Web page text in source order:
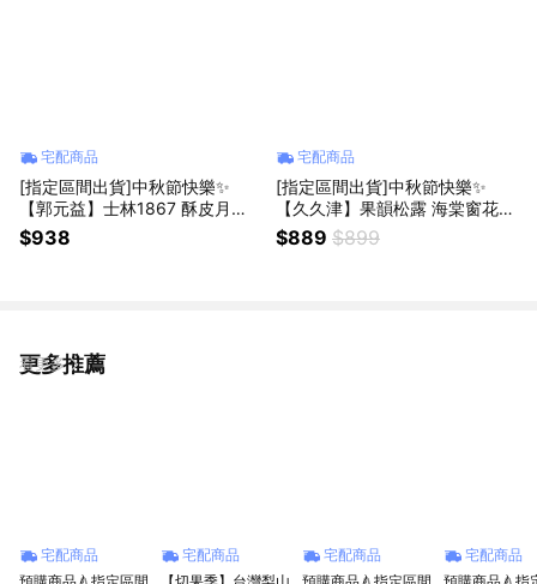
宅配商品
[指定區間出貨]中秋節快樂✨
【郭元益】士林1867 酥皮月餅
禮盒(9入/盒)(含運)【墊腳石】月
餅 禮品
$938
宅配商品
[指定區間出貨]中秋節快樂✨
【久久津】果韻松露 海棠窗花木
盒(8入/盒)(蘋果米餅禮盒)(含運)
【墊腳石】伴手禮
$889 $899
更多推薦
看更多
宅配商品
宅配商品
宅配商品
宅配商品